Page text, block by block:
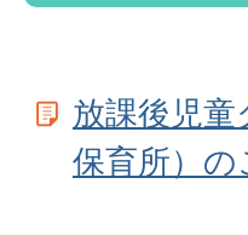
放課後児
保育所）の